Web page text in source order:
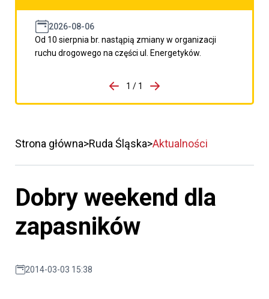
2026-08-06
Od 10 sierpnia br. nastąpią zmiany w organizacji
ruchu drogowego na części ul. Energetyków.
porzpedniego komunikatu
1 / 1
Przejdź do następnego
Strona główna Ruda Śląska Aktualności
Dobry weekend dla
zapasników
2014-03-03 15:38